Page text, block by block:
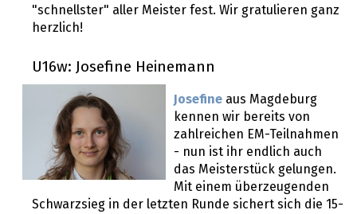
"schnellster" aller Meister fest. Wir gratulieren ganz
herzlich!
U16w: Josefine Heinemann
Josefine aus Magdeburg
kennen wir bereits von
zahlreichen EM-Teilnahmen
- nun ist ihr endlich auch
das Meisterstück gelungen.
Mit einem überzeugenden
Schwarzsieg in der letzten Runde sichert sich die 15-